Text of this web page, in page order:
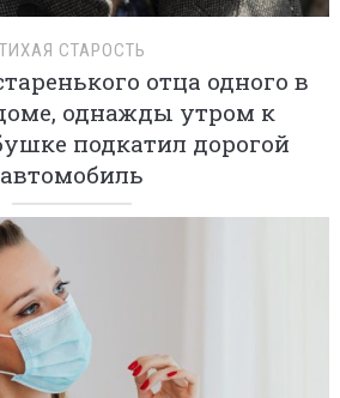
ТИХАЯ СТАРОСТЬ
отца одного в
однажды утром к
подкатил дорогой
автомобиль